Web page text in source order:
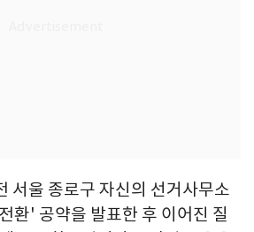
서울 종로구 자신의 선거사무소
환' 공약을 발표한 후 이어진 질